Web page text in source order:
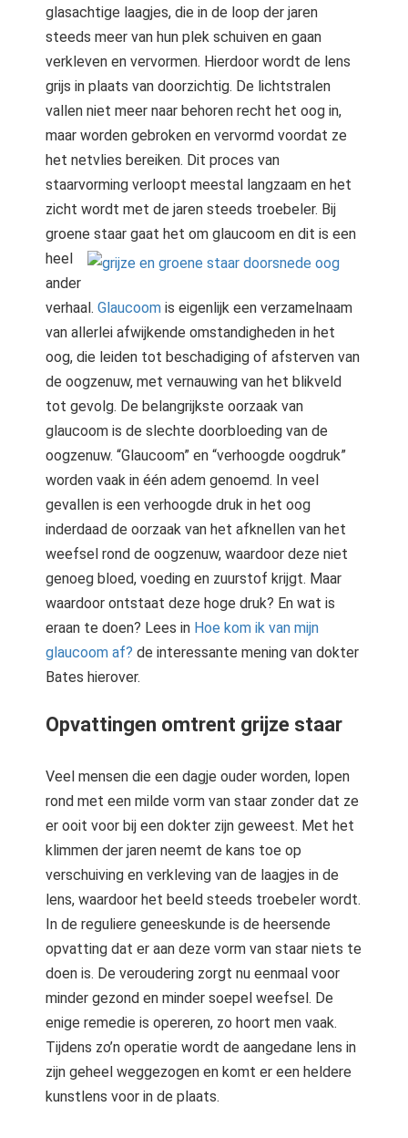
glasachtige laagjes, die in de loop der jaren
steeds meer van hun plek schuiven en gaan
verkleven en vervormen. Hierdoor wordt de lens
grijs in plaats van doorzichtig. De lichtstralen
vallen niet meer naar behoren recht het oog in,
maar worden gebroken en vervormd voordat ze
het netvlies bereiken. Dit proces van
staarvorming verloopt meestal langzaam en het
zicht wordt met de jaren steeds troebeler. Bij
groene staar gaat het om glaucoom en dit is een
heel
ander
verhaal. Glaucoom is eigenlijk een verzamelnaam
van allerlei afwijkende omstandigheden in het
oog, die leiden tot beschadiging of afsterven van
de oogzenuw, met vernauwing van het blikveld
tot gevolg. De belangrijkste oorzaak van
glaucoom is de slechte doorbloeding van de
oogzenuw. “Glaucoom” en “verhoogde oogdruk”
worden vaak in één adem genoemd. In veel
gevallen is een verhoogde druk in het oog
inderdaad de oorzaak van het afknellen van het
weefsel rond de oogzenuw, waardoor deze niet
genoeg bloed, voeding en zuurstof krijgt. Maar
waardoor ontstaat deze hoge druk? En wat is
eraan te doen? Lees in Hoe kom ik van mijn
glaucoom af? de interessante mening van dokter
Bates hierover.
Opvattingen omtrent grijze staar
Veel mensen die een dagje ouder worden, lopen
rond met een milde vorm van staar zonder dat ze
er ooit voor bij een dokter zijn geweest. Met het
klimmen der jaren neemt de kans toe op
verschuiving en verkleving van de laagjes in de
lens, waardoor het beeld steeds troebeler wordt.
In de reguliere geneeskunde is de heersende
opvatting dat er aan deze vorm van staar niets te
doen is. De veroudering zorgt nu eenmaal voor
minder gezond en minder soepel weefsel. De
enige remedie is opereren, zo hoort men vaak.
Tijdens zo’n operatie wordt de aangedane lens in
zijn geheel weggezogen en komt er een heldere
kunstlens voor in de plaats.